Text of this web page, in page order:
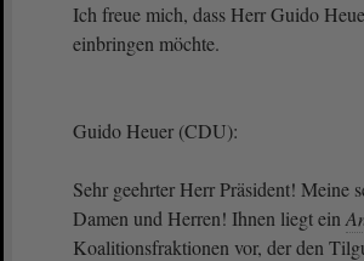
Ich freue mich, dass Herr Guido
einbringen möchte.
Guido Heuer (CDU):
Sehr geehrter Herr Präsident! Meine
Damen und Herren! Ihnen liegt ein
Koalitionsfraktionen vor, der den